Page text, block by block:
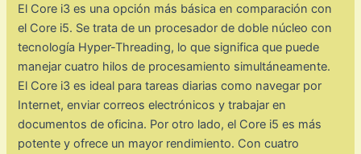
El Core i3 es una opción más básica en comparación con
el Core i5. Se trata de un procesador de doble núcleo con
tecnología Hyper-Threading, lo que significa que puede
manejar cuatro hilos de procesamiento simultáneamente.
El Core i3 es ideal para tareas diarias como navegar por
Internet, enviar correos electrónicos y trabajar en
documentos de oficina. Por otro lado, el Core i5 es más
potente y ofrece un mayor rendimiento. Con cuatro